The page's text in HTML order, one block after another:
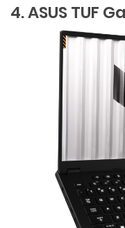
4. ASUS TUF